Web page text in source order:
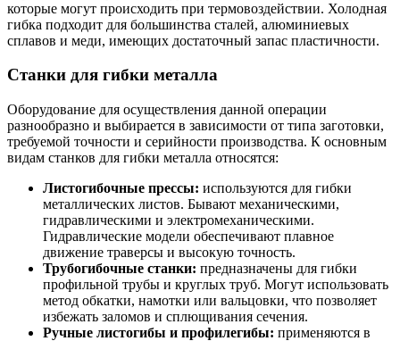
которые могут происходить при термовоздействии. Холодная
гибка подходит для большинства сталей, алюминиевых
сплавов и меди, имеющих достаточный запас пластичности.
Станки для гибки металла
Оборудование для осуществления данной операции
разнообразно и выбирается в зависимости от типа заготовки,
требуемой точности и серийности производства. К основным
видам станков для гибки металла относятся:
Листогибочные прессы: используются для гибки
металлических листов. Бывают механическими,
гидравлическими и электромеханическими.
Гидравлические модели обеспечивают плавное
движение траверсы и высокую точность.
Трубогибочные станки: предназначены для гибки
профильной трубы и круглых труб. Могут использовать
метод обкатки, намотки или вальцовки, что позволяет
избежать заломов и сплющивания сечения.
Ручные листогибы и профилегибы: применяются в